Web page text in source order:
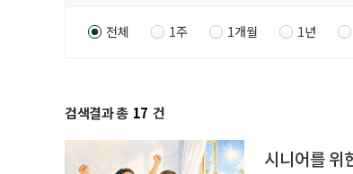
전체 1주 1개월 1년
검색결과 총 17 건
시니어를 위